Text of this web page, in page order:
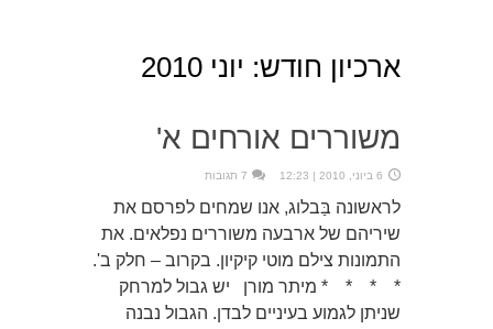
ארכיון חודש: יוני 2010
משוררים אורחים א'
6 ביוני, 2010 | 12:23 7 תגובות
לראשונה בַּבלוג, אנו שמחים לפרסם את
שיריהם של ארבעה משוררים נפלאים. את
התמונות צילם מוטי קיקיון. בקרוב – חלק ב'.
* * * * מיתר מורן יש גבול למרחק
שניתן לגמוע בעיניים לבדן. הגבול נבנה